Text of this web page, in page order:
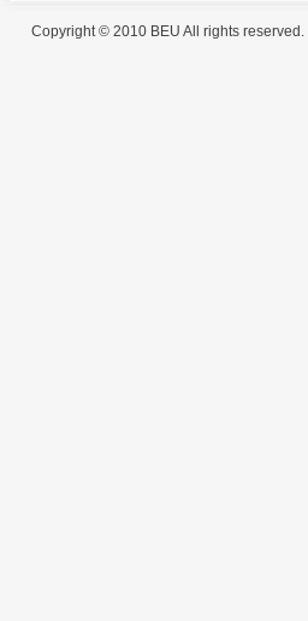
Copyright © 2010 BEU All rights reserved. |